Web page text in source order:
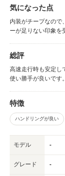
気になった点
内装がチープなので
ーが足りない印象を
総評
高速走行時も安定し
使い勝手が良いです。
特徴
ハンドリングが良い
モデル -
グレード -